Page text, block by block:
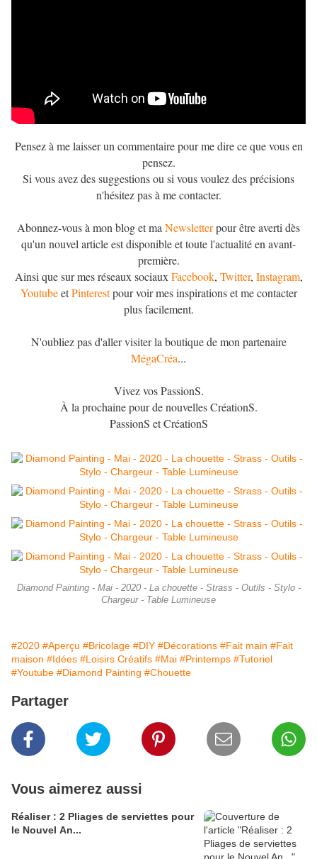
Pensez à me laisser un commentaire pour me dire ce que vous en
pensez.
Si vous avez des suggestions ou si vous voulez des précisions
n'hésitez pas à me contacter.
Abonnez-vous à mon blog et ma Newsletterpour être averti dès
qu'un nouvel article est disponible et toute l'actualité en avant-
première.
Ainsi que sur mes réseaux sociaux Facebook, Twitter, Instagram,
YoutubeetPinterestpour voir mes inspirations et me contacter
plus facilement.
N'oubliez pas d'aller visiter la boutique de mon partenaire
MégaCréa...
Vivez vos PassionS.
À la prochaine pour de nouvelles CréationS.
PassionS et CréationS
Diamond Painting - Mai - 2020 - La chouette - Strass - Outils - Stylo -
Chargeur - Table Lumineuse
#2020 #Aperçu #Bricolage #DIY #Décorations #Fait main #Fait
maison #Idées #Loisirs Créatifs #Mai #Printemps #Tutoriel
#Youtube #Diamond Painting #Chouette
Partager
Vous aimerez aussi
Réaliser : 2 Pliages de serviettes pour
le Nouvel An...